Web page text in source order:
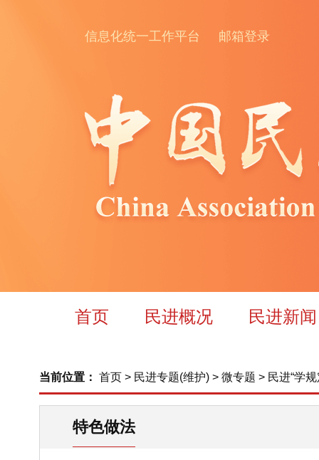
信息化统一工作平台 邮箱登录
首页 民进概况 民进新闻
当前位置： 首页 > 民进专题(维护) > 微专题 > 民进“学
特色做法